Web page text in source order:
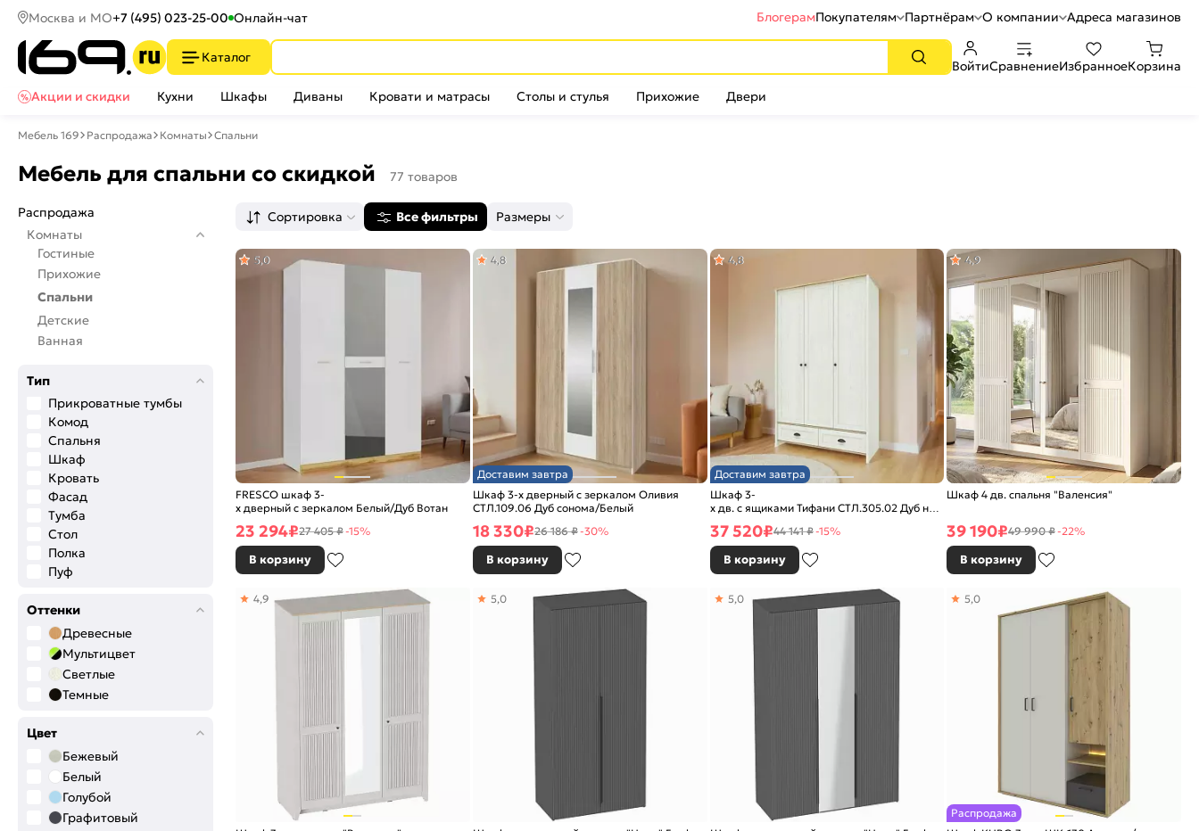
Москва и МО+7 (495) 023-25-00 Онлайн-чат БлогерамПокупателям Партнёрам О компании Адреса магазинов
Каталог
ВойтиСравнениеИзбранноеКорзина
Акции и скидки
Кухни Шкафы Диваны Кровати и матрасы Столы и стулья Прихожие Двери
Мебель 169 Распродажа Комнаты Спальни
Мебель для спальни со скидкой 77 товаров
Распродажа
Комнаты
Гостиные
Прихожие
Спальни
Детские
Ванная
Тип
Прикроватные тумбы
Комод
Спальня
Шкаф
Кровать
Фасад
Тумба
Стол
Полка
Пуф
Оттенки
Древесные
Мультицвет
Светлые
Темные
Цвет
Бежевый
Белый
Голубой
Графитовый
Сортировка Все фильтры Размеры
FRESCO шкаф 3-
х дверный с зеркалом Белый/Дуб Вотан
5,0
23 294₽27 405 ₽-15%
В корзину
Доставим завтра
Шкаф 3-х дверный с зеркалом Оливия
СТЛ.109.06 Дуб сонома/Белый
4,8
18 330₽26 186 ₽-30%
В корзину
Доставим завтра
Шкаф 3-
х дв. с ящиками Тифани СТЛ.305.02 Дуб небраска/
4,8
37 520₽44 141 ₽-15%
В корзину
Шкаф 4 дв. спальня "Валенсия"
4,9
39 190₽49 990 ₽-22%
В корзину
4,9 5,0 5,0
Распродажа
5,0